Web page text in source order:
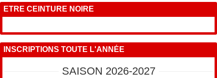
ETRE CEINTURE NOIRE
INSCRIPTIONS TOUTE L'ANNÉE
SAISON 2026-2027